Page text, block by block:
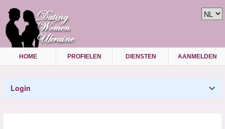
HOME PROFIELEN DIENSTEN AANMELDEN
Login